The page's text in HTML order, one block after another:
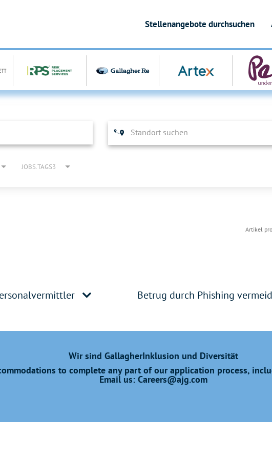
Stellenangebote durchsuchen
JOBS.TAGS3
Artikel
Betrug durch Phishing
Wir sind GallagherInklusion und Diversität
to complete any part of our application process,
Email us: Careers@ajg.com